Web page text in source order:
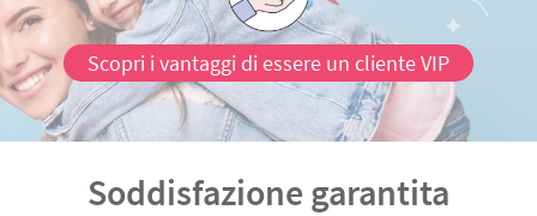
Scopri i vantaggi di essere un cliente VIP
Soddisfazione garantita